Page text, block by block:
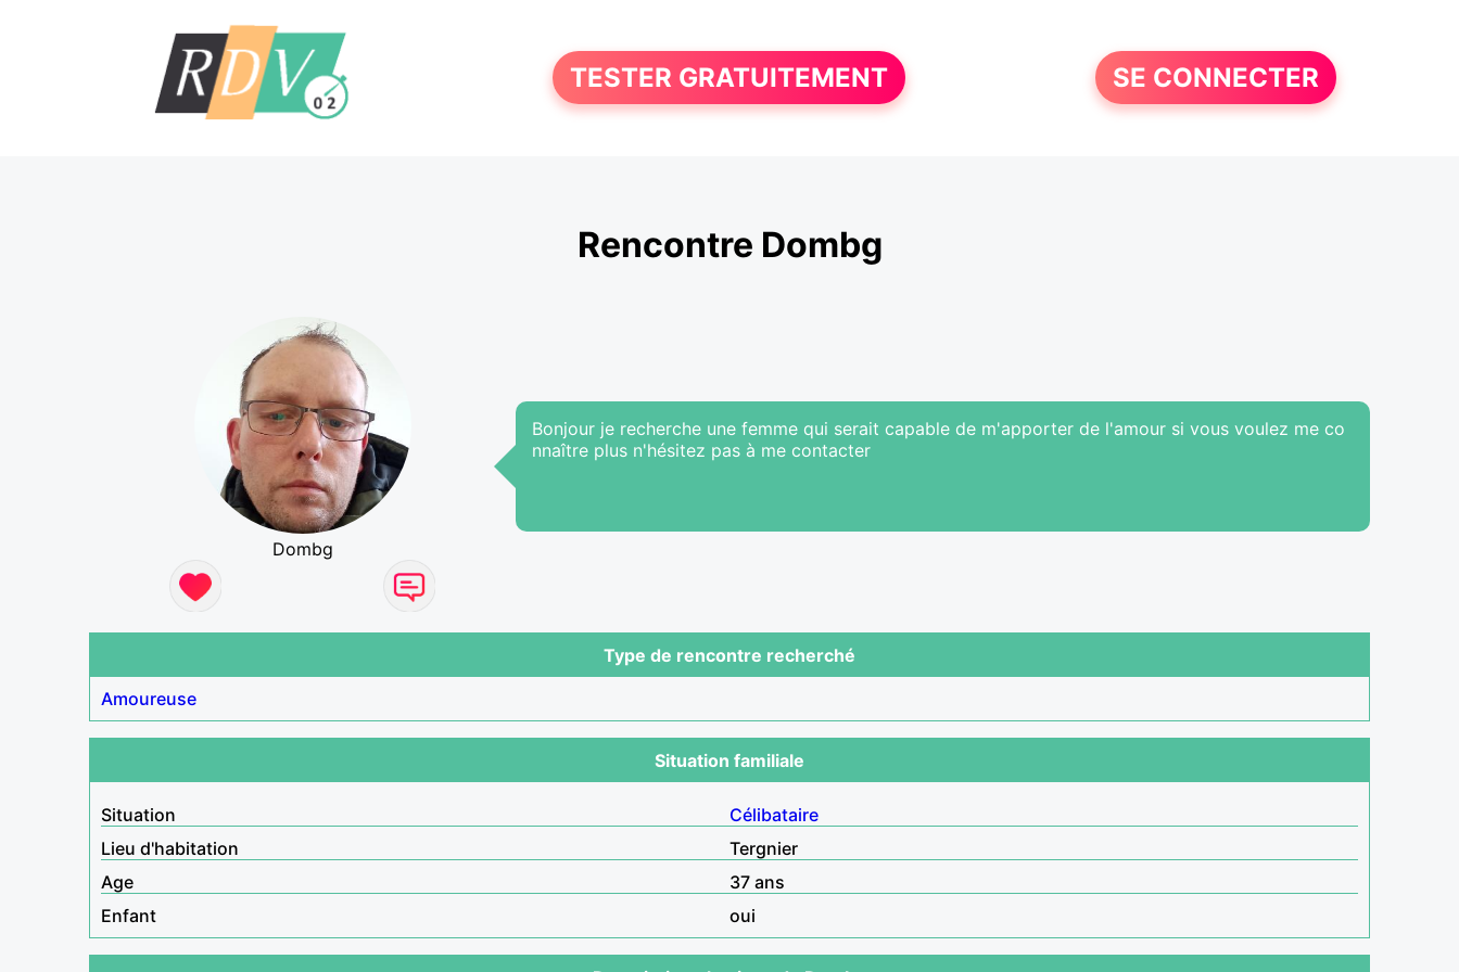
TESTER GRATUITEMENT SE CONNECTER
Rencontre Dombg
Dombg
Bonjour je recherche une femme qui serait capable de m'apporter de l'amour si vous voulez me co
nnaître plus n'hésitez pas à me contacter
Type de rencontre recherché
Amoureuse
Situation familiale
Situation
Célibataire
Lieu d'habitation
Tergnier
Age
37 ans
Enfant
oui